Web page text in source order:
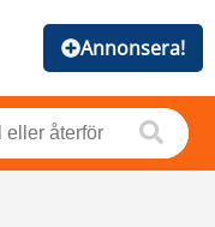
Annonsera!